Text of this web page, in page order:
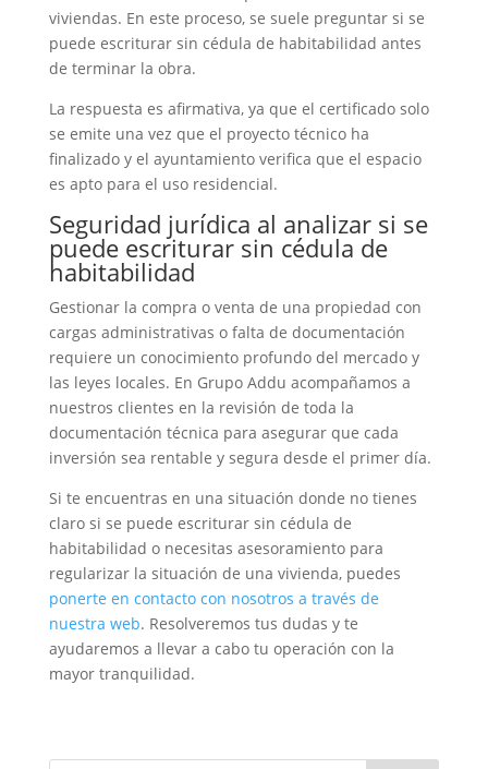
viviendas. En este proceso, se suele preguntar si se
puede escriturar sin cédula de habitabilidad antes
de terminar la obra.
La respuesta es afirmativa, ya que el certificado solo
se emite una vez que el proyecto técnico ha
finalizado y el ayuntamiento verifica que el espacio
es apto para el uso residencial.
Seguridad jurídica al analizar si se
puede escriturar sin cédula de
habitabilidad
Gestionar la compra o venta de una propiedad con
cargas administrativas o falta de documentación
requiere un conocimiento profundo del mercado y
las leyes locales. En Grupo Addu acompañamos a
nuestros clientes en la revisión de toda la
documentación técnica para asegurar que cada
inversión sea rentable y segura desde el primer día.
Si te encuentras en una situación donde no tienes
claro si se puede escriturar sin cédula de
habitabilidad o necesitas asesoramiento para
regularizar la situación de una vivienda, puedes
ponerte en contacto con nosotros a través de
nuestra web. Resolveremos tus dudas y te
ayudaremos a llevar a cabo tu operación con la
mayor tranquilidad.